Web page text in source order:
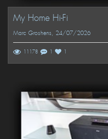
My Home Hi-Fi
Marc Groshens, 24/07/2026
11178 1 1